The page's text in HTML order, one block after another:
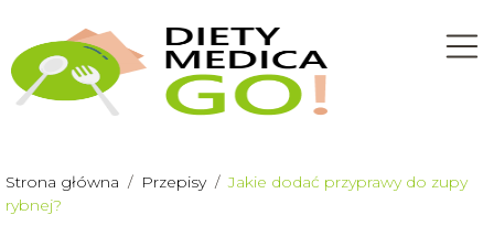
Strona główna / Przepisy /Jakie dodać przyprawy do zupy
rybnej?